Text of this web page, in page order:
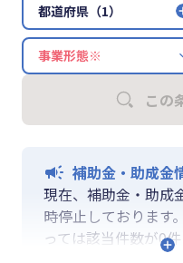
都道府県（1）
この
補助金・助成金
現在、補助金・助成
時停止しております
っては該当件数が0